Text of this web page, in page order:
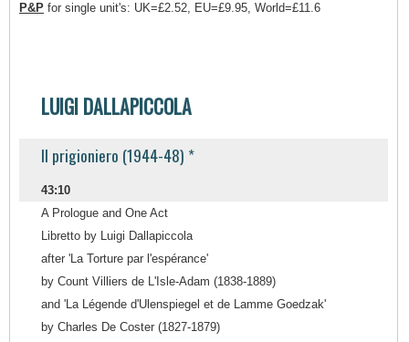
P&P for single unit's: UK=£2.52, EU=£9.95, World=£11.6
LUIGI DALLAPICCOLA
Il prigioniero (1944-48) *
43:10
A Prologue and One Act
Libretto by Luigi Dallapiccola
after 'La Torture par l'espérance'
by Count Villiers de L'Isle-Adam (1838-1889)
and 'La Légende d'Ulenspiegel et de Lamme Goedzak'
by Charles De Coster (1827-1879)